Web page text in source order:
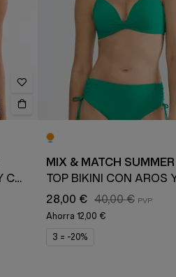
TOP BIKINI CON AROS Y COPAS ACOLCHADAS
MIX & MATCH SUMMER
28,00 € 40,00 €
Ahorra 12,00 €
3 = -20%